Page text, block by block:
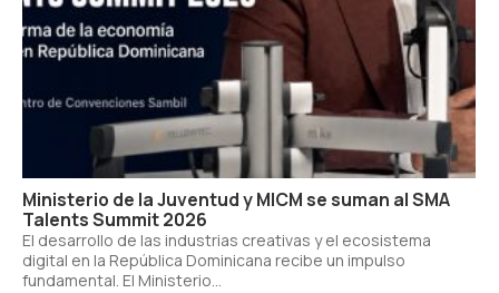
Ministerio de la Juventud y MICM se suman al SMA
Talents Summit 2026
El desarrollo de las industrias creativas y el ecosistema
digital en la República Dominicana recibe un impulso
fundamental. El Ministerio...